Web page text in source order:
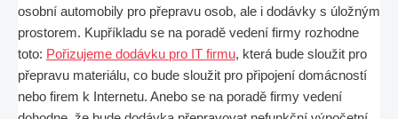
osobní automobily pro přepravu osob, ale i dodávky s úložným
prostorem. Kupříkladu se na poradě vedení firmy rozhodne
toto: Pořizujeme dodávku pro IT firmu, která bude sloužit pro
přepravu materiálu, co bude sloužit pro připojení domácností
nebo firem k Internetu. Anebo se na poradě firmy vedení